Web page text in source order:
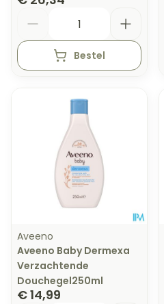
Bestel
Aveeno
Aveeno Baby Dermexa
Verzachtende
Douchegel250ml
€ 14,99